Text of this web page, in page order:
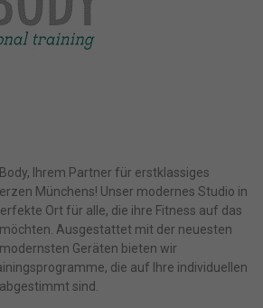
Ihrem Partner für erstklassiges
Münchens! Unser modernes Studio in
Ort für alle, die ihre Fitness auf das
Ausgestattet mit der neuesten
Geräten bieten wir
die auf Ihre individuellen
sind.